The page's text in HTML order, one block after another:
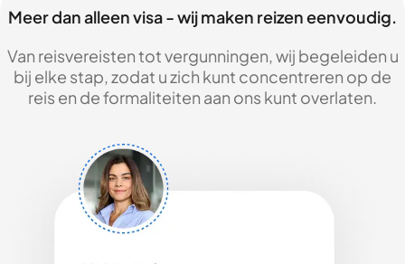
Meer dan alleen visa - wij maken reizen eenvoudig.
Van reisvereisten tot vergunningen, wij begeleiden u
bij elke stap, zodat u zich kunt concentreren op de
reis en de formaliteiten aan ons kunt overlaten.